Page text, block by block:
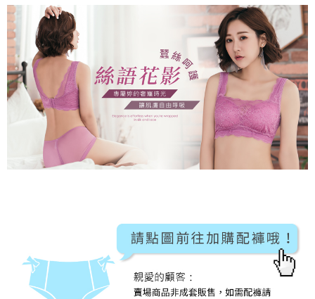
【繳款方式說明】
1.分期款項不併入電信帳單，「大哥付你分期」於每月結算日後寄送繳費提
醒簡訊。
2.透過簡訊連結打開帳單後，可選擇「超商條碼／台灣大直營門市／銀行轉
帳／街口支付／iPASS MONEY」等通路繳費。
【注意事項】
1.本服務係由「台灣大哥大股份有限公司」（以下簡稱本公司）所提供，讓
用戶於交易時，得透過本服務購買商品或服務，並由商店將買賣／分期付款
買賣價金債權讓與本公司後，依約使用本公司帳單繳交帳款。
2.基於同意付款使用「大哥付你分期」之契約關係目的，商店將以您的個人
資料（包含姓名、電話或地址）提供予台灣大哥大進項蒐集、處理及利用，
由本公司與您本人進行分期帳單所需資料之確認、核對及更正。
３．安心：先確認商品／服務後，再付款。
【「AFTEE先享後付」結帳流程】
１．於結帳方式選擇「AFTEE先享後付」後，將跳轉至「AFTEE先享後付」
結帳頁面，進行簡訊認證並確認金額後，即可完成結帳。
２．訂單成立數日內，您將收到繳費通知簡訊。
３．收到繳費通知簡訊後14天內，點擊此簡訊中的連結，可透過四大超商／
ATM／網路銀行／等多元方式進行付款，方視為交易完成。
※ 請注意：結帳手續完成當下不需立刻繳費，但若您需要取消訂單，請聯絡
購買商品的店家。未經商家同意取消之訂單仍視為有效，需透過AFTEE先享
後付繳納相關費用。
※ 交易是否成功請以「AFTEE先享後付 」之結帳頁面顯示為準，若有關於
是否繳費成功／繳費後需取消欲退款等相關疑問，請聯繫「AFTEE先享後付
客戶支援中心」
https://netprotections.freshdesk.com/support/home
權轉讓予恩沛科技股份有限公司。
２．關於個人資料處理事宜，請瀏覽以下網址：
https://aftee.tw/terms/#terms3
３．未成年的使用者請事先徵得法定代理人或監護人之同意方可使用
「AFTEE先享後付」，若未經同意申辦者引起之損失，本公司不負相關責
貨到付款
運送方式
全家取貨付款
每筆NT$80，滿NT$499(含以上)免運費
付款後全家取貨
每筆NT$80，滿NT$499(含以上)免運費
萊爾富取貨付款
每筆NT$80，滿NT$799(含以上)免運費
7-11取貨付款
每筆NT$80，滿NT$799(含以上)免運費